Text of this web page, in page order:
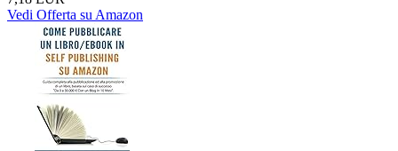
Vedi Offerta su Amazon